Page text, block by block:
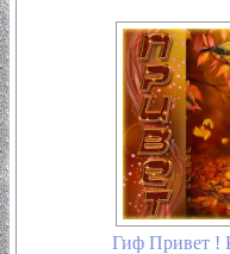
Гиф Привет !